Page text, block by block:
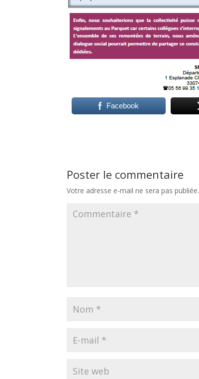
Facebook
Poster le commentaire
Votre adresse e-mail ne sera pas publiée.